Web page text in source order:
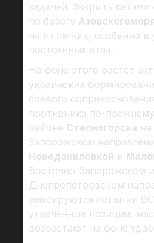
задачей. Закрыть сетями
по берегу
не из легких, особенно в
постоянных атак.
На фоне этого растет
украинских
боевого
противника по-
районе Степногорска
Запорожском
Новоданиловкой и
Восточно-Запорожском и
Днепропетровском
фиксируются попытки
утраченные позиции,
возрастают на фоне